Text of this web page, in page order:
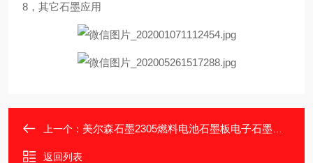
8，其它石墨应用
上一个： 美尔森石墨2305燃料电池石墨板电子石墨模具
返回列表